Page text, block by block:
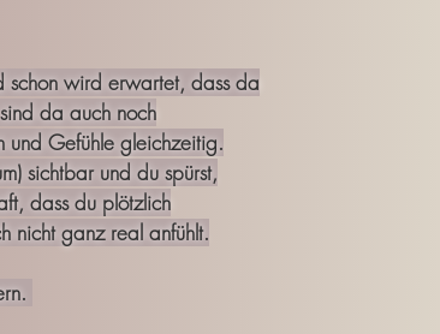
schon wird erwartet, dass da
da auch noch
und Gefühle gleichzeitig.
sichtbar und du spürst,
dass du plötzlich
nicht ganz real anfühlt.